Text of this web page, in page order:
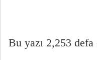
Bu yazı 2,253 defa